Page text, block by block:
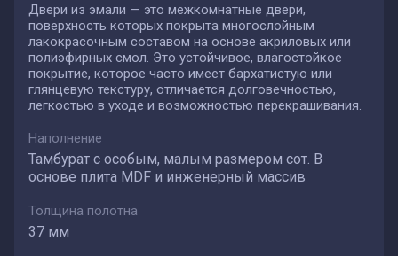
Двери из эмали — это межкомнатные двери,
поверхность которых покрыта многослойным
лакокрасочным составом на основе акриловых или
полиэфирных смол. Это устойчивое, влагостойкое
покрытие, которое часто имеет бархатистую или
глянцевую текстуру, отличается долговечностью,
легкостью в уходе и возможностью перекрашивания.
Наполнение
Тамбурат с особым, малым размером сот. В
основе плита MDF и инженерный массив
Толщина полотна
37 мм